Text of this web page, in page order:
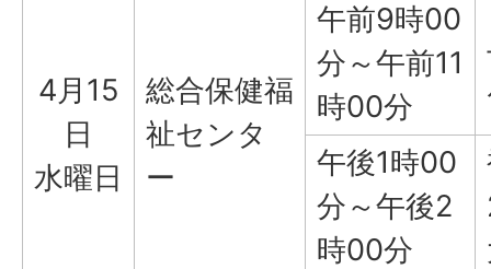
4月15
日
水曜日
総合保健福
祉センタ
ー
午前9時00
分～午前11
時00分
午後1時00
分～午後2
時00分